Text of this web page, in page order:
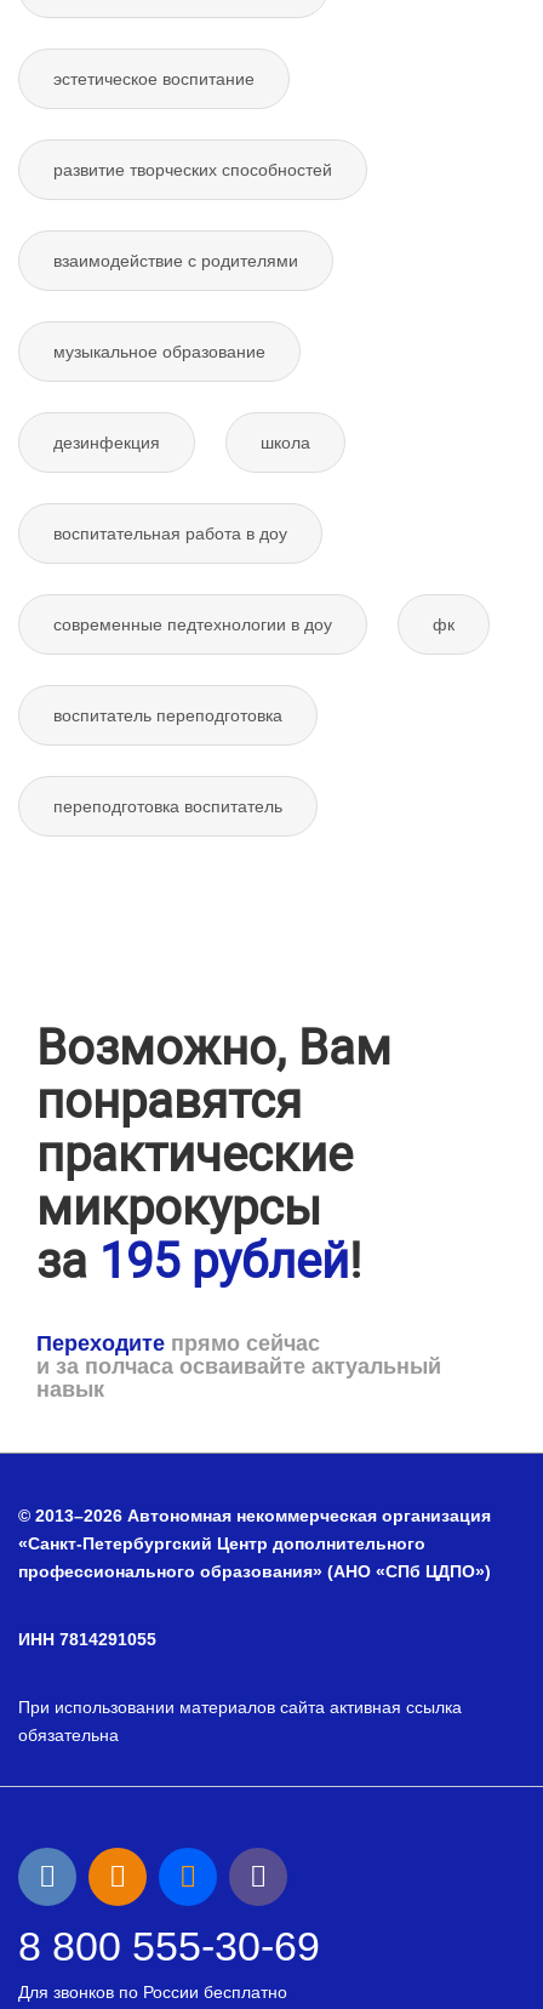
эстетическое воспитание
развитие творческих способностей
взаимодействие с родителями
музыкальное образование
дезинфекция школа
воспитательная работа в доу
современные педтехнологии в доу фк
воспитатель переподготовка
переподготовка воспитатель
Возможно, Вам
понравятся
практические
микрокурсы
за 195 рублей!
Переходите прямо сейчас
и за полчаса осваивайте актуальный
навык
© 2013–2026 Автономная некоммерческая организация
«Санкт-Петербургский Центр дополнительного
профессионального образования» (АНО «СПб ЦДПО»)
ИНН 7814291055
При использовании материалов сайта активная ссылка
обязательна
8 800 555-30-69
Для звонков по России бесплатно